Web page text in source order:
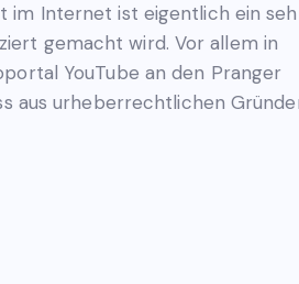
im Internet ist eigentlich ein
gemacht wird. Vor allem in
YouTube an den Pranger
aus urheberrechtlichen